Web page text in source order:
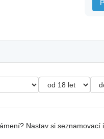
Nastav si seznamovací